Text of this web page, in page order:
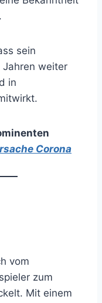
sein
Jahren weiter
in
Corona
vom
zum
Mit einem